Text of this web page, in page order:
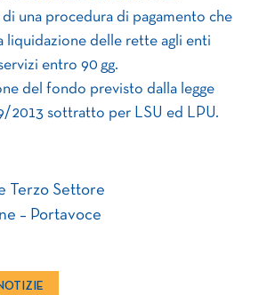
una procedura di pagamento che
liquidazione delle rette agli enti
entro 90 gg.
del fondo previsto dalla legge
2013 sottratto per LSU ed LPU.
Terzo Settore
– Portavoce